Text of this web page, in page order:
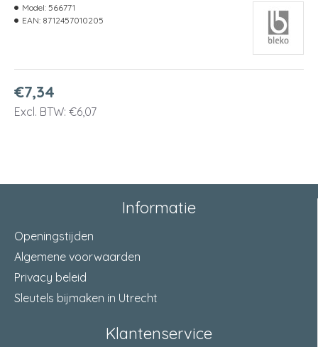
€7,34
Excl. BTW: €6,07
Model: 566771
EAN: 8712457010205
Informatie
Openingstijden
Algemene voorwaarden
Privacy beleid
Sleutels bijmaken in Utrecht
Klantenservice